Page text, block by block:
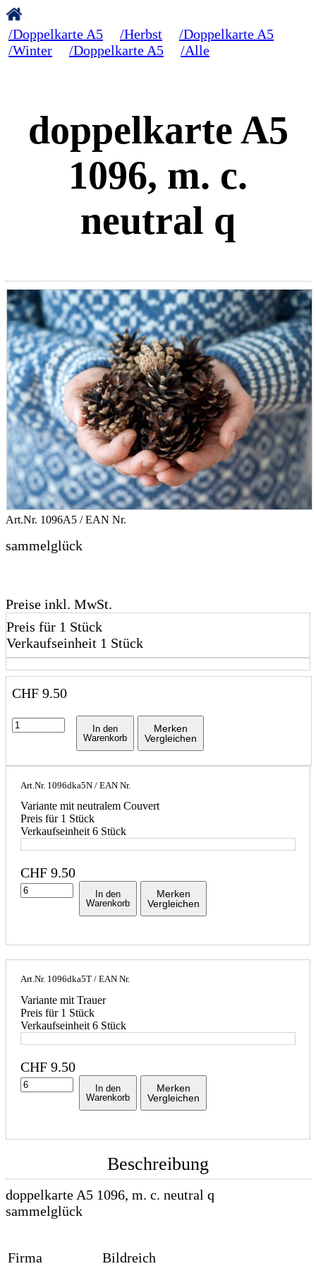
/Doppelkarte A5 /Herbst
/Doppelkarte A5
/Winter
/Doppelkarte A5 /Alle
doppelkarte A5
1096, m. c.
neutral q
Art.Nr. 1096A5 / EAN Nr.
sammelglück
Preise inkl. MwSt.
Preis für 1 Stück
Verkaufseinheit 1 Stück
CHF 9.50
In den
Warenkorb
Merken
Vergleichen
Art.Nr. 1096dka5N / EAN Nr.
Variante mit neutralem Couvert
Preis für 1 Stück
Verkaufseinheit 6 Stück
CHF 9.50
In den
Warenkorb
Merken
Vergleichen
Art.Nr. 1096dka5T / EAN Nr.
Variante mit Trauer
Preis für 1 Stück
Verkaufseinheit 6 Stück
CHF 9.50
In den
Warenkorb
Merken
Vergleichen
Beschreibung
doppelkarte A5 1096, m. c. neutral q
sammelglück
Firma Bildreich